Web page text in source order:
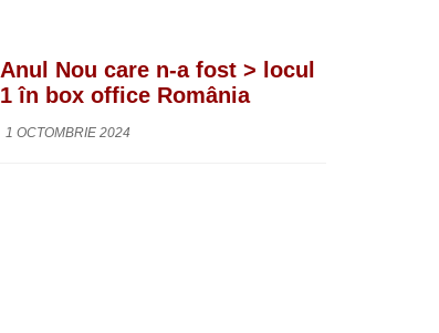
Anul Nou care n-a fost > locul
1 în box office România
1 OCTOMBRIE 2024